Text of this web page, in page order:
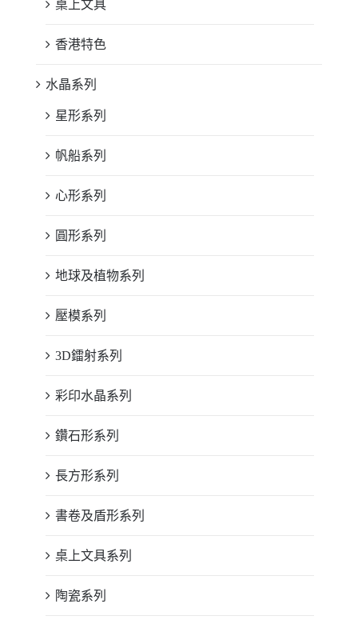
桌上文具
香港特色
水晶系列
星形系列
帆船系列
心形系列
圓形系列
地球及植物系列
壓模系列
3D鐳射系列
彩印水晶系列
鑽石形系列
長方形系列
書卷及盾形系列
桌上文具系列
陶瓷系列